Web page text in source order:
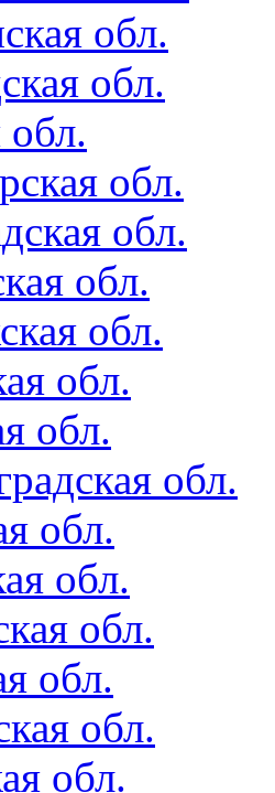
обл.
обл.
обл.
обл.
обл.
обл.
обл.
обл.
обл.
обл.
обл.
обл.
обл.
обл.
обл.
обл.